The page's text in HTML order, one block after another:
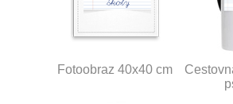
Fotoobraz 40x40 cm